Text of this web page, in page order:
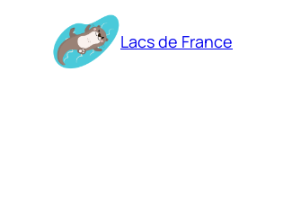
contenu
Lacs de France